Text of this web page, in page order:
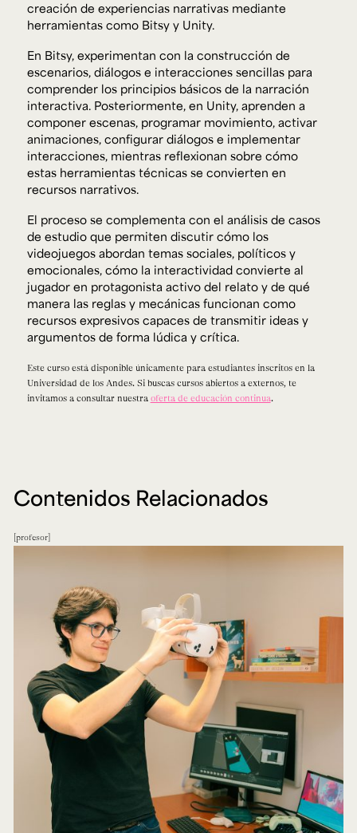
creación de experiencias narrativas mediante
herramientas como Bitsy y Unity.
En Bitsy, experimentan con la construcción de
escenarios, diálogos e interacciones sencillas para
comprender los principios básicos de la narración
interactiva. Posteriormente, en Unity, aprenden a
componer escenas, programar movimiento, activar
animaciones, configurar diálogos e implementar
interacciones, mientras reflexionan sobre cómo
estas herramientas técnicas se convierten en
recursos narrativos.
El proceso se complementa con el análisis de casos
de estudio que permiten discutir cómo los
videojuegos abordan temas sociales, políticos y
emocionales, cómo la interactividad convierte al
jugador en protagonista activo del relato y de qué
manera las reglas y mecánicas funcionan como
recursos expresivos capaces de transmitir ideas y
argumentos de forma lúdica y crítica.
Este curso está disponible únicamente para estudiantes inscritos en la
Universidad de los Andes. Si buscas cursos abiertos a externos, te
invitamos a consultar nuestra oferta de educación continua.
Contenidos Relacionados
profesor